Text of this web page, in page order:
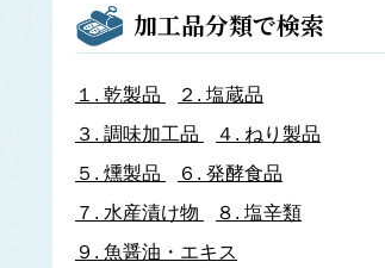
スルメイカ
ニュージーランドスルメイカ
ヤリイカ
イサザ
イトヨリダイ
いわし類
ウルメイワシ
加工品分類で検索
１. 乾製品 ２. 塩蔵品
３. 調味加工品 ４. ねり製品
５. 燻製品 ６. 発酵食品
７. 水産漬け物 ８. 塩辛類
９. 魚醤油・エキス